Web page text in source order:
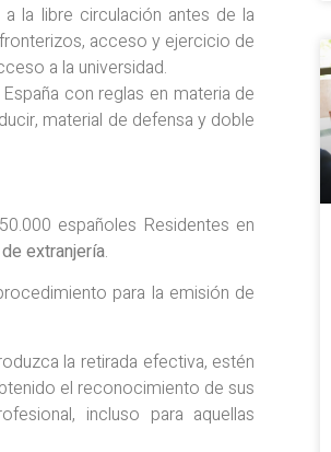
la libre circulación antes de la
acceso y ejercicio de
a la universidad.
con reglas en materia de
material de defensa y doble
españoles Residentes en
extranjería.
para la emisión de
la retirada efectiva, estén
el reconocimiento de sus
incluso para aquellas